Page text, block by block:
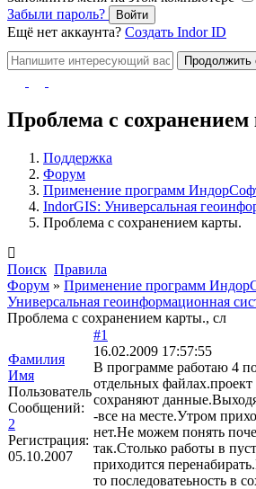
Забыли пароль?
Войти
Ещё нет аккаунта? Создать Indor ID
Продолжить
Проблема с
Поддержка
Форум
Применение программ
IndorGIS: Универсальная
Проблема с сохранением карты.
Поиск Правила
Форум » Применение программ
Универсальная геоинформационная
Проблема с сохранением карты., сл
Фамилия
Имя
Пользователь
Сообщений:
2
Регистрация:
05.10.2007
#1
16.02.2009 17:57:55
В программе работаю 4
отдельных
сохраняют
-все на месте.Утром
нет.Не можем понять
так.Столько работы в
приходится
то последоватеьность в